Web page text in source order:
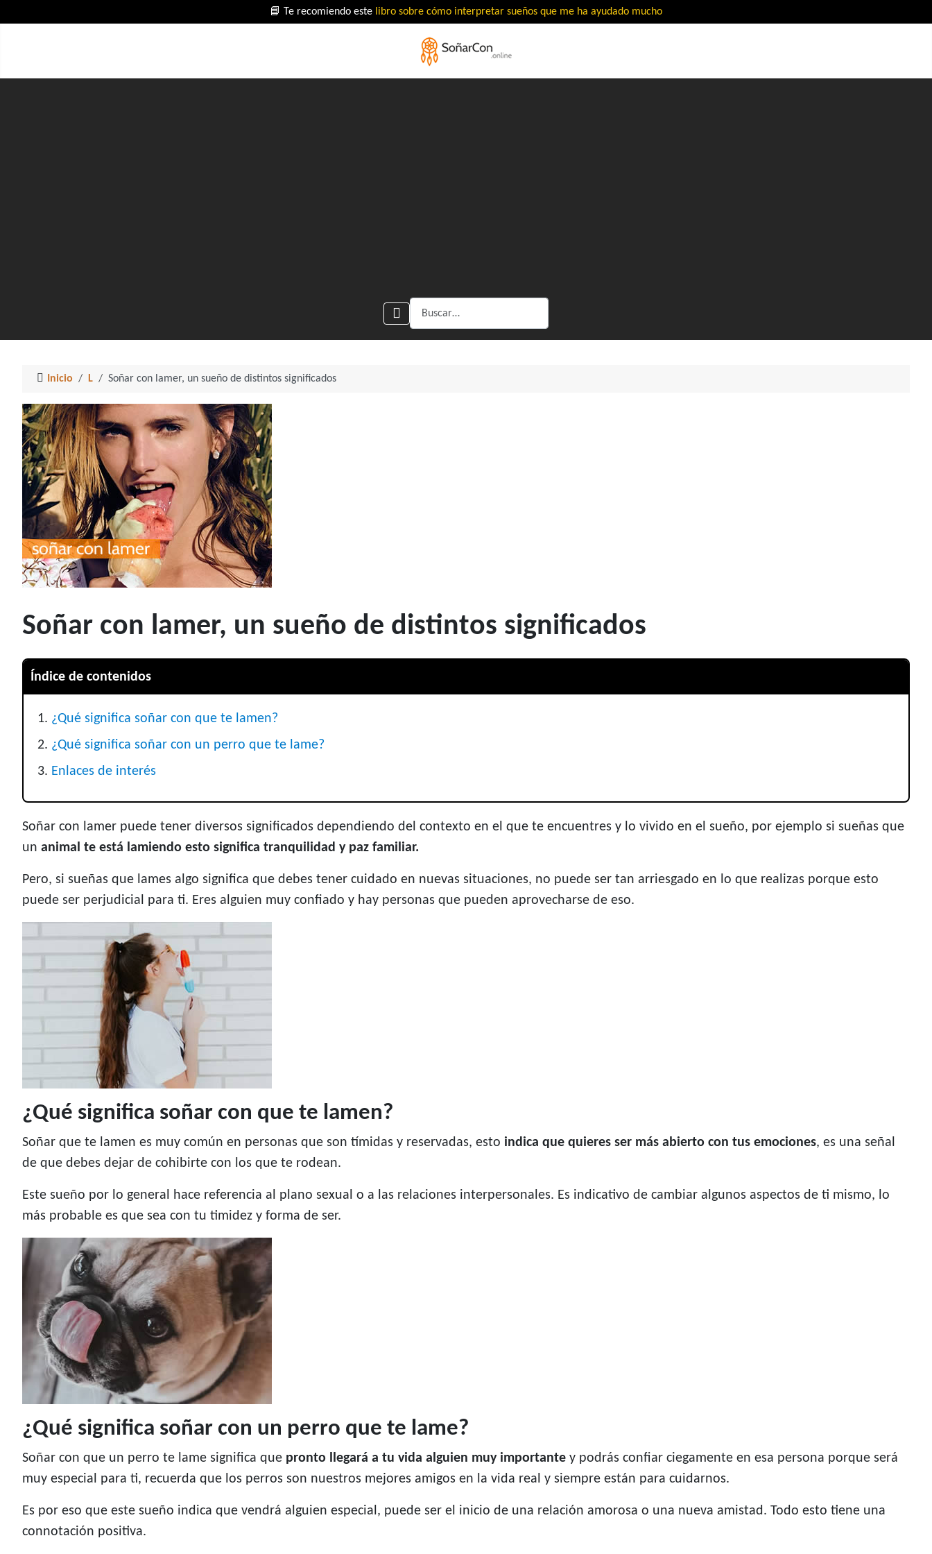
📘 Te recomiendo este libro sobre cómo interpretar sueños que me ha ayudado mucho
Buscar
Inicio L Soñar con lamer, un sueño de distintos significados
Soñar con lamer, un sueño de distintos significados
Índice de contenidos
¿Qué significa soñar con que te lamen?
¿Qué significa soñar con un perro que te lame?
Enlaces de interés
Soñar con lamer puede tener diversos significados dependiendo del contexto en el que te encuentres y lo vivido en el sueño, por ejemplo si sueñas que
un animal te está lamiendo esto significa tranquilidad y paz familiar.
Pero, si sueñas que lames algo significa que debes tener cuidado en nuevas situaciones, no puede ser tan arriesgado en lo que realizas porque esto
puede ser perjudicial para ti. Eres alguien muy confiado y hay personas que pueden aprovecharse de eso.
¿Qué significa soñar con que te lamen?
Soñar que te lamen es muy común en personas que son tímidas y reservadas, esto indica que quieres ser más abierto con tus emociones, es una señal
de que debes dejar de cohibirte con los que te rodean.
Este sueño por lo general hace referencia al plano sexual o a las relaciones interpersonales. Es indicativo de cambiar algunos aspectos de ti mismo, lo
más probable es que sea con tu timidez y forma de ser.
¿Qué significa soñar con un perro que te lame?
Soñar con que un perro te lame significa que pronto llegará a tu vida alguien muy importante y podrás confiar ciegamente en esa persona porque será
muy especial para ti, recuerda que los perros son nuestros mejores amigos en la vida real y siempre están para cuidarnos.
Es por eso que este sueño indica que vendrá alguien especial, puede ser el inicio de una relación amorosa o una nueva amistad. Todo esto tiene una
connotación positiva.